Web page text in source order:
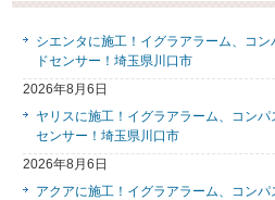
シエンタに施工！イグラアラーム、コ
ドセンサー！埼玉県川口市
2026年8月6日
ヤリスに施工！イグラアラーム、コン
センサー！埼玉県川口市
2026年8月6日
アクアに施工！イグラアラーム、コン